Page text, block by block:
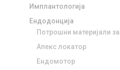
Имплантологија
Ендодонција
Потрошни материјали
Апекс локатор
Ендомотор